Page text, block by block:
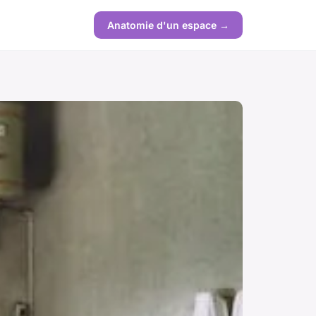
Anatomie d'un espace →